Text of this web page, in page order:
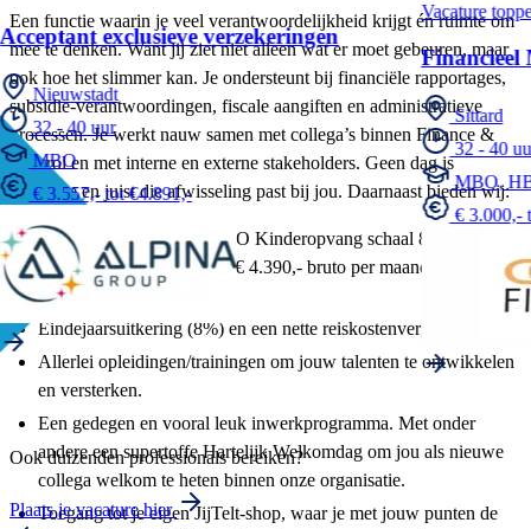
Een functie waarin je veel verantwoordelijkheid krijgt én ruimte om
mee te denken. Want jij ziet niet alleen wat er moet gebeuren, maar
ook hoe het slimmer kan. Je ondersteunt bij financiële rapportages,
subsidie-verantwoordingen, fiscale aangiften en administratieve
processen. Je werkt nauw samen met collega’s binnen Finance &
Control en met interne en externe stakeholders. Geen dag is
hetzelfde en juist die afwisseling past bij jou. Daarnaast bieden wij:
Een salaris volgens de CAO Kinderopvang schaal 8, je salaris
ligt tussen de € 3.213,- en € 4.390,- bruto per maand bij een 36-
urige werkweek.
Eindejaarsuitkering (8%) en een nette reiskostenvergoeding.
Allerlei opleidingen/trainingen om jouw talenten te ontwikkelen
en versterken.
Een gedegen en vooral leuk inwerkprogramma. Met onder
andere een supertoffe Hartelijk Welkomdag om jou als nieuwe
collega welkom te heten binnen onze organisatie.
Toegang tot je eigen JijTelt-shop, waar je met jouw punten de
Acceptant exclusieve verzekeringen
Nieuwstadt
32 - 40 uur
MBO
€ 3.557,- tot €4.891,-
Vacature
Financieel
Sittard
32 - 40
MBO,
€ 3.000,-
Ook duizenden professionals bereiken?
Plaats je vacature hier